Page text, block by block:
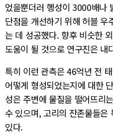
었을뿐더러 행성이 3000배나
단점을 개선하기 위해 허블 우
는 데 성공했다. 향후 비슷한
도움이 될 것으로 연구진은 내
특히 이런 관측은 46억년 전
어떻게 형성되었는지에 대한
성은 주변에 물질을 떨어뜨리
수 있으며, 고리의 잔존물들은
있다.